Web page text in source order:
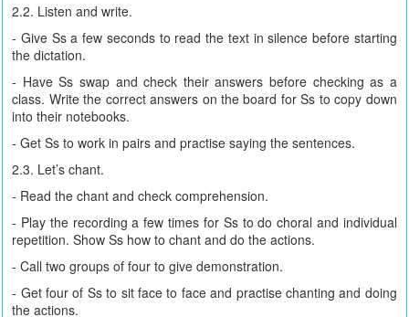
2.2. Listen and write.
- Give Ss a few seconds to read the text in silence before starting
the dictation.
- Have Ss swap and check their answers before checking as a
class. Write the correct answers on the board for Ss to copy down
into their notebooks.
- Get Ss to work in pairs and practise saying the sentences.
2.3. Let’s chant.
- Read the chant and check comprehension.
- Play the recording a few times for Ss to do choral and individual
repetition. Show Ss how to chant and do the actions.
- Call two groups of four to give demonstration.
- Get four of Ss to sit face to face and practise chanting and doing
the actions.